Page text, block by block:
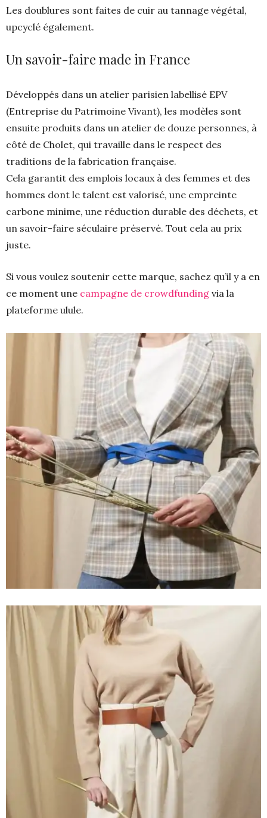
Les doublures sont faites de cuir au tannage végétal,
upcyclé également.
Un savoir-faire made in France
Développés dans un atelier parisien labellisé EPV
(Entreprise du Patrimoine Vivant), les modèles sont
ensuite produits dans un atelier de douze personnes, à
côté de Cholet, qui travaille dans le respect des
traditions de la fabrication française.
Cela garantit des emplois locaux à des femmes et des
hommes dont le talent est valorisé, une empreinte
carbone minime, une réduction durable des déchets, et
un savoir-faire séculaire préservé. Tout cela au prix
juste.
Si vous voulez soutenir cette marque, sachez qu’il y a en
ce moment une campagne de crowdfunding via la
plateforme ulule.